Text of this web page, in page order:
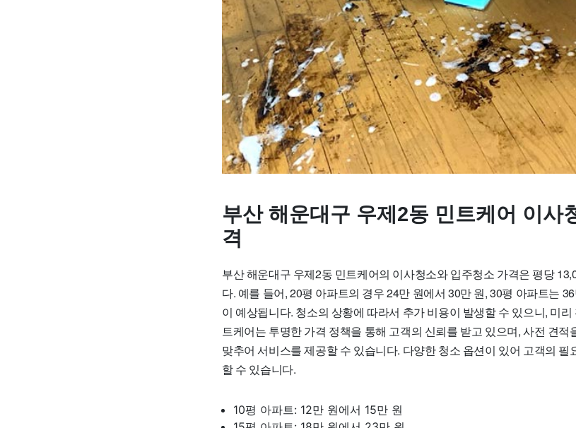
부산 해운대구 우제2동 민트케어 이사
격
부산 해운대구 우제2동 민트케어의 이사청소와 입주청소 가격은 평당
다. 예를 들어, 20평 아파트의 경우 24만 원에서 30만 원, 30평 아파트는
이 예상됩니다. 청소의 상황에 따라서 추가 비용이 발생할 수 있으니, 미
트케어는 투명한 가격 정책을 통해 고객의 신뢰를 받고 있으며, 사전 견적
맞추어 서비스를 제공할 수 있습니다. 다양한 청소 옵션이 있어 고객의
할 수 있습니다.
10평 아파트: 12만 원에서 15만 원